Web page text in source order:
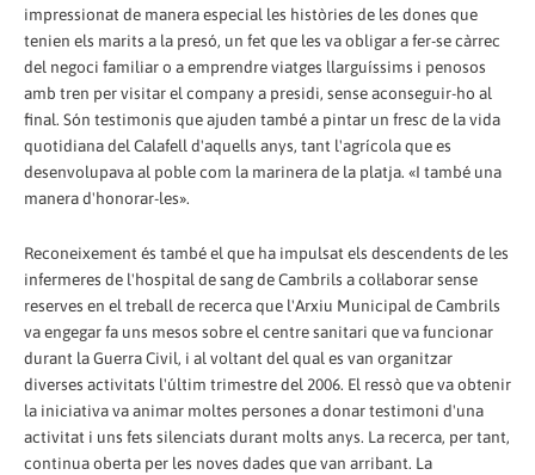
impressionat de manera especial les històries de les dones que
tenien els marits a la presó, un fet que les va obligar a fer-se càrrec
del negoci familiar o a emprendre viatges llarguíssims i penosos
amb tren per visitar el company a presidi, sense aconseguir-ho al
final. Són testimonis que ajuden també a pintar un fresc de la vida
quotidiana del Calafell d'aquells anys, tant l'agrícola que es
desenvolupava al poble com la marinera de la platja. «I també una
manera d'honorar-les».
Reconeixement és també el que ha impulsat els descendents de les
infermeres de l'hospital de sang de Cambrils a col·laborar sense
reserves en el treball de recerca que l'Arxiu Municipal de Cambrils
va engegar fa uns mesos sobre el centre sanitari que va funcionar
durant la Guerra Civil, i al voltant del qual es van organitzar
diverses activitats l'últim trimestre del 2006. El ressò que va obtenir
la iniciativa va animar moltes persones a donar testimoni d'una
activitat i uns fets silenciats durant molts anys. La recerca, per tant,
continua oberta per les noves dades que van arribant. La